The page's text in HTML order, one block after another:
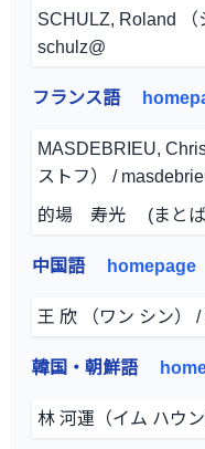
SCHULZ, Roland （
schulz@
フランス語
MASDEBRIEU,
ストフ） /
的場 寿光 (まとば
中国語 homepage
王 欣 （ワン シン）
韓国・朝鮮語
林 河運（イム ハウ